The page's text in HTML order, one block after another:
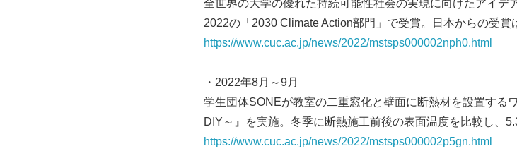
全世界の大学の優れた持続可能性社会の実現に向けたアイデ
2022の「2030 Climate Action部門」で受賞。日本からの受賞
https://www.cuc.ac.jp/news/2022/mstsps000002nph0.html
・2022年8月～9月
学生団体SONEが教室の二重窓化と壁面に断熱材を設置する
DIY～』を実施。冬季に断熱施工前後の表面温度を比較し、
https://www.cuc.ac.jp/news/2022/mstsps000002p5gn.html